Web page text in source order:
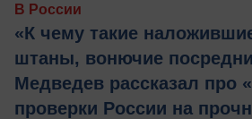
В России
«К чему такие
штаны, вонючие
Медведев рассказал про
проверки России на